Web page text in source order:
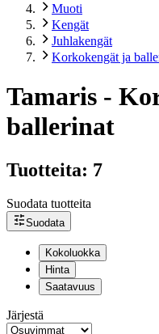
Muoti
Kengät
Juhlakengät
Korkokengät ja
Tamaris -
ballerinat
Tuotteita: 7
Suodata tuotteita
Suodata
Kokoluokka
Hinta
Saatavuus
Järjestä